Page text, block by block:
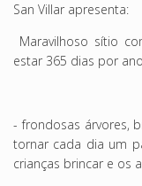
San Villar apresenta:
Maravilhoso sítio
estar 365 dias por
- frondosas árvores,
tornar cada dia um
crianças brincar e os